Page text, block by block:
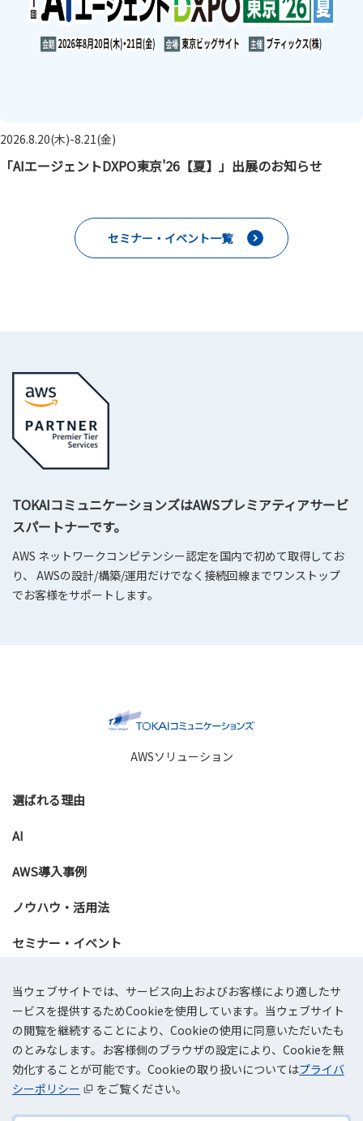
当ウェブサイトでは、サービス向上およびお客様により適したサ
ービスを提供するためCookieを使用しています。当ウェブサイト
の閲覧を継続することにより、Cookieの使用に同意いただいたも
のとみなします。お客様側のブラウザの設定により、Cookieを無
効化することが可能です。Cookieの取り扱いについてはプライバ
シーポリシー
をご覧ください。
2026.8.20(木)-8.21(金)
「AIエージェントDXPO東京'26【夏】」出展のお知らせ
セミナー・イベント一覧
TOKAIコミュニケーションズはAWSプレミアティアサービ
スパートナーです。
AWS ネットワークコンピテンシー認定を国内で初めて取得してお
り、 AWSの設計/構築/運用だけでなく接続回線までワンストップ
でお客様をサポートします。
AWSソリューション
選ばれる理由
AI
AWS導入事例
ノウハウ・活用法
セミナー・イベント
お問い合わせ
会社概要プライバシーポリシー 情報セキュリティ基本方針
サイトマップ
AWSリセールサービス利用規約
©TOKAI Communications Corporation